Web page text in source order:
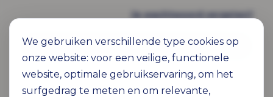
We gebruiken verschillende type cookies op
onze website: voor een veilige, functionele
website, optimale gebruikservaring, om het
surfgedrag te meten en om relevante,
Je wachtwoord vergeten?
Inloggen
OF